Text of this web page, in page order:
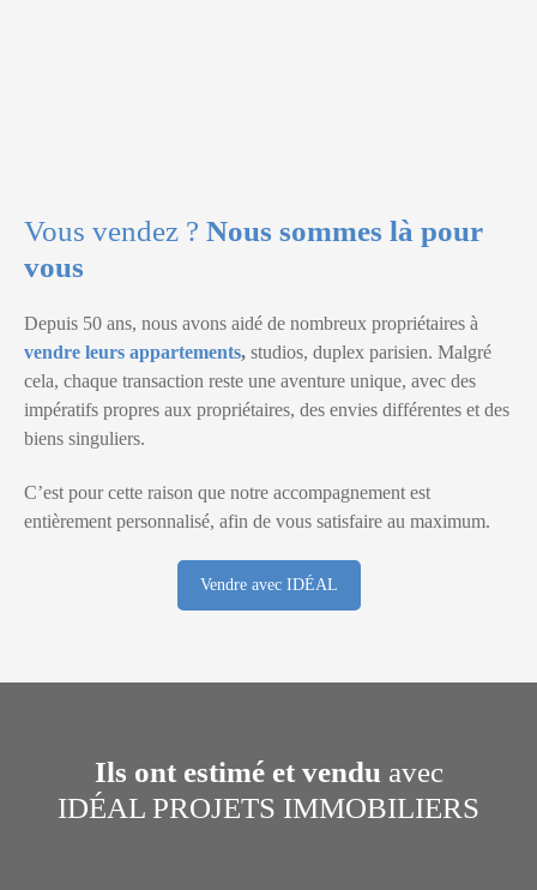
Vous vendez ? Nous sommes là pour
vous
Depuis 50 ans, nous avons aidé de nombreux propriétaires à
vendre leurs appartements, studios, duplex parisien. Malgré
cela, chaque transaction reste une aventure unique, avec des
impératifs propres aux propriétaires, des envies différentes et des
biens singuliers.
C’est pour cette raison que notre accompagnement est
entièrement personnalisé, afin de vous satisfaire au maximum.
Vendre avec IDÉAL
Ils ont estimé et vendu avec
IDÉAL PROJETS IMMOBILIERS